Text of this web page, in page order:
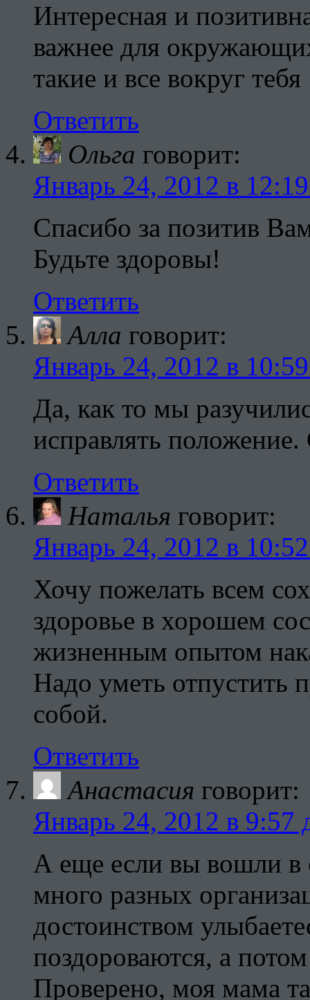
Интересная и
важнее для
такие и все вокруг тебя
Ответить
Ольга говорит:
Январь 24, 2012 в
Спасибо за позитив
Будьте здоровы!
Ответить
Алла говорит:
Январь 24, 2012 в
Да, как то мы
исправлять
Ответить
Наталья говорит:
Январь 24, 2012 в
Хочу пожелать всем
здоровье в хорошем
жизненным опытом
Надо уметь отпустить
собой.
Ответить
Анастасия говорит:
Январь 24, 2012 в 9:57
А еще если вы вошли в
много разных
достоинством
поздороваются, а
Проверено, моя мама